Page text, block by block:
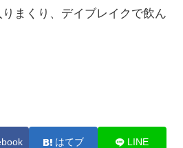
まくり、デイブレイクで飲ん
はてブ LINE